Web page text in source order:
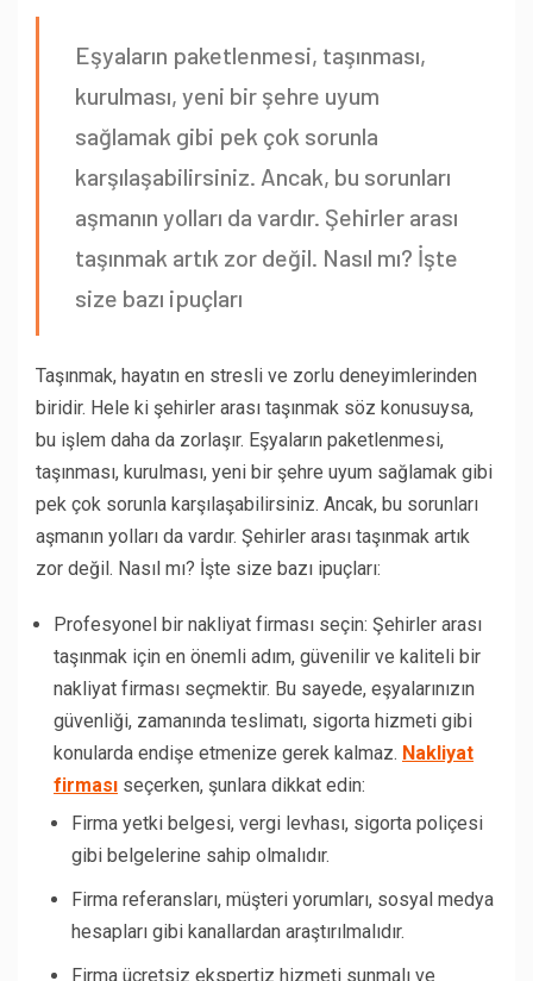
Eşyaların paketlenmesi, taşınması,
kurulması, yeni bir şehre uyum
sağlamak gibi pek çok sorunla
karşılaşabilirsiniz. Ancak, bu sorunları
aşmanın yolları da vardır. Şehirler arası
taşınmak artık zor değil. Nasıl mı? İşte
size bazı ipuçları
Taşınmak, hayatın en stresli ve zorlu deneyimlerinden
biridir. Hele ki şehirler arası taşınmak söz konusuysa,
bu işlem daha da zorlaşır. Eşyaların paketlenmesi,
taşınması, kurulması, yeni bir şehre uyum sağlamak gibi
pek çok sorunla karşılaşabilirsiniz. Ancak, bu sorunları
aşmanın yolları da vardır. Şehirler arası taşınmak artık
zor değil. Nasıl mı? İşte size bazı ipuçları:
Profesyonel bir nakliyat firması seçin: Şehirler arası
taşınmak için en önemli adım, güvenilir ve kaliteli bir
nakliyat firması seçmektir. Bu sayede, eşyalarınızın
güvenliği, zamanında teslimatı, sigorta hizmeti gibi
konularda endişe etmenize gerek kalmaz. Nakliyat
firması seçerken, şunlara dikkat edin:
Firma yetki belgesi, vergi levhası, sigorta poliçesi
gibi belgelerine sahip olmalıdır.
Firma referansları, müşteri yorumları, sosyal medya
hesapları gibi kanallardan araştırılmalıdır.
Firma ücretsiz ekspertiz hizmeti sunmalı ve